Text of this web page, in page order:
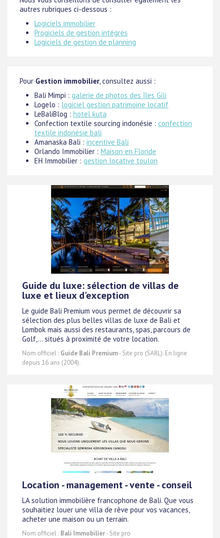
autres rubriques ci-dessous :
Logiciels immobilier
Progiciels de gestion intégrés
Logiciels de gestion de planning
Pour Gestion immobilier, consultez aussi :
Bali Mimpi : galerie de photos des îles Gili
Logelo : logiciel gestion patrimoine locatif
LeBaliBlog : hotel kuta
Confection textile sourcing indonésie : confection
textile indonésie bali
Amanaska Bali : incentive Bali
Orlando Immobilier : Maison en Floride
EH Immobilier : gestion locative toulon
Guide du luxe: sélection de villas de
luxe et lieux d'exception
Le guide Bali Premium vous permet de découvrir sa
sélection des plus belles villas de luxe de Bali et
Lombok mais aussi des restaurants, spas, parcours de
Golf,... situés à proximité de votre location.
Nom officiel : Guide Bali Premium- Site pro (SARL). En ligne
depuis 16 ans (2004).
Location - management - vente - conseil
LA solution immobilière francophone de Bali. Que vous
souhaitiez louer une villa de rêve pour vos vacances,
acheter une maison ou un terrain.
Nom officiel : Bali Immobilier- Site pro